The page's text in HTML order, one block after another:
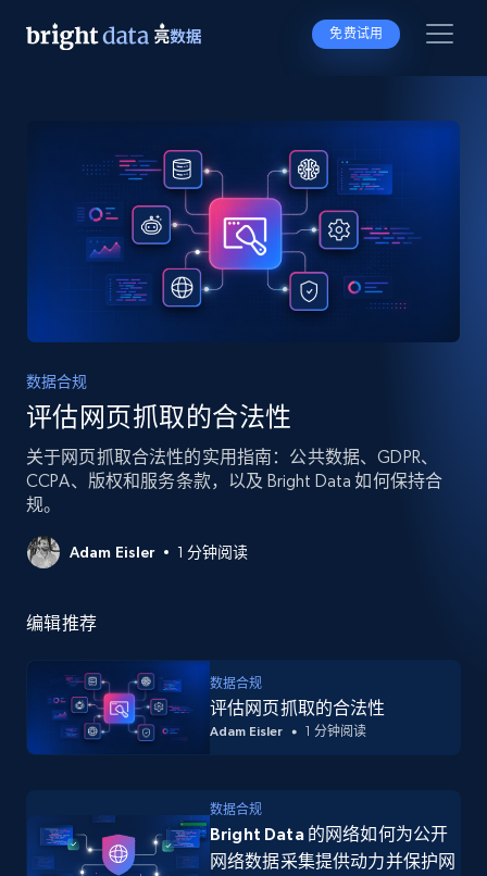
免费试用
数据合规
评估网页抓取的合法性
关于网页抓取合法性的实用指南：公共数据、GDPR、
CCPA、版权和服务条款，以及 Bright Data 如何保持合
规。
Adam Eisler 1 分钟阅读
编辑推荐
数据合规
评估网页抓取的合法性
Adam Eisler 1 分钟阅读
数据合规
Bright Data 的网络如何为公开
网络数据采集提供动力并保护网